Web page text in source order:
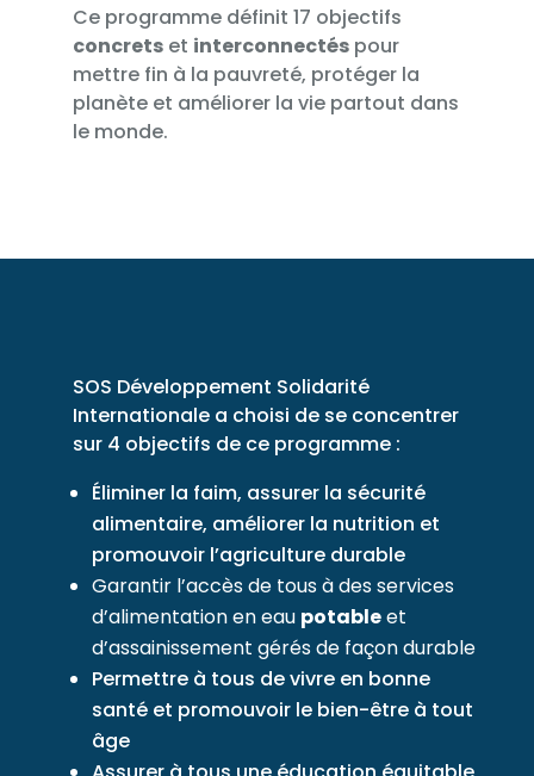
Ce programme définit 17 objectifs
concretset interconnectéspour
mettre fin à la pauvreté, protéger la
planète et améliorer la vie partout dans
le monde.
SOS Développement Solidarité
Internationale a choisi de se concentrer
sur 4 objectifs de ce programme :
Éliminer la faim, assurer la sécurité
alimentaire, améliorer la nutrition et
promouvoir l’agriculture durable
Garantir l’accès de tous à des services
d’alimentation en eau potableet
d’assainissement gérés de façon durable
Permettre à tous de vivre en bonne
santé et promouvoir le bien-être à tout
âge